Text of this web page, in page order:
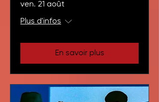
ven. 21 août
Plus d'infos
En savoir plus